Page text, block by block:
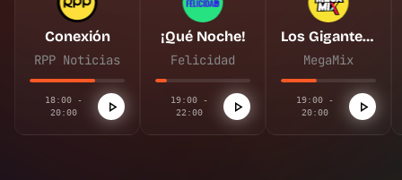
Conexión
RPP Noticias
18:00 -
20:00
¡Qué Noche!
Felicidad
19:00 -
22:00
Los Gigantes de la Megacumbia
MegaMix
19:00 -
20:00